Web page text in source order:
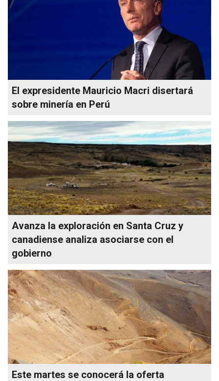
El expresidente Mauricio Macri disertará
sobre minería en Perú
Avanza la exploración en Santa Cruz y
canadiense analiza asociarse con el
gobierno
Este martes se conocerá la oferta